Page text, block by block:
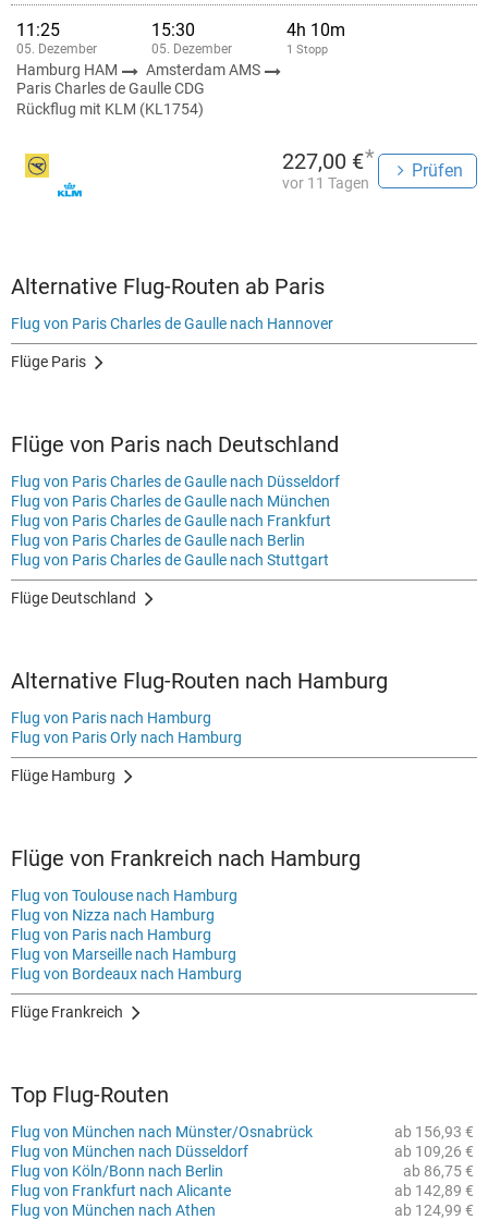
11:25
05. Dezember
15:30
05. Dezember
4h 10m
1 Stopp
Hamburg HAM
Amsterdam AMS
Paris Charles de Gaulle CDG
Rückflug mit KLM (KL1754)
227,00 €*
vor 11 Tagen
Prüfen
Alternative Flug-Routen ab Paris
Flug von Paris Charles de Gaulle nach Hannover
Flüge Paris
Flüge von Paris nach Deutschland
Flug von Paris Charles de Gaulle nach Düsseldorf
Flug von Paris Charles de Gaulle nach München
Flug von Paris Charles de Gaulle nach Frankfurt
Flug von Paris Charles de Gaulle nach Berlin
Flug von Paris Charles de Gaulle nach Stuttgart
Flüge Deutschland
Alternative Flug-Routen nach Hamburg
Flug von Paris nach Hamburg
Flug von Paris Orly nach Hamburg
Flüge Hamburg
Flüge von Frankreich nach Hamburg
Flug von Toulouse nach Hamburg
Flug von Nizza nach Hamburg
Flug von Paris nach Hamburg
Flug von Marseille nach Hamburg
Flug von Bordeaux nach Hamburg
Flüge Frankreich
Top Flug-Routen
ab 156,93 €
Flug von München nach Münster/Osnabrück
ab 109,26 €
Flug von München nach Düsseldorf
ab 86,75 €
Flug von Köln/Bonn nach Berlin
ab 142,89 €
Flug von Frankfurt nach Alicante
ab 124,99 €
Flug von München nach Athen